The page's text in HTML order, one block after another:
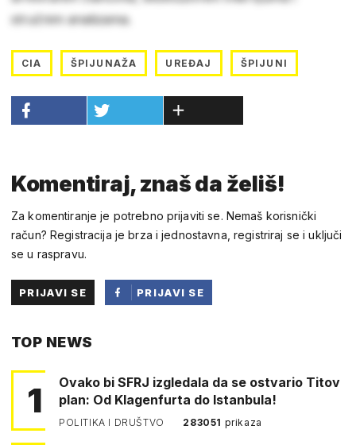
stručnim analizama.
CIA ŠPIJUNAŽA UREĐAJ ŠPIJUNI
Komentiraj, znaš da želiš!
Za komentiranje je potrebno prijaviti se. Nemaš korisnički
račun? Registracija je brza i jednostavna, registriraj se i uključi
se u raspravu.
PRIJAVI SE
PRIJAVI SE
TOP NEWS
1
Ovako bi SFRJ izgledala da se ostvario Titov
plan: Od Klagenfurta do Istanbula!
POLITIKA I DRUŠTVO 283051 prikaza